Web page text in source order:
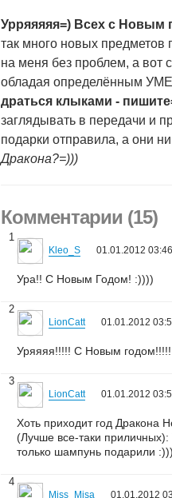
Урряяяяя=) Всех с Новым
так много новых предметов
на меня без проблем, а вот с
обладая определённым
драться клыками -
заглядывать в передачи и
подарки отправила, а они
Дракона?=)))
Комментарии (15)
1
Kleo_S 01.01.2012 03:46
Ура!! С Новым Годом! :))))
2
LionCatt 01.01.2012
Уряяяя!!!!! С Новым годом!!!!!
3
LionCatt 01.01.2012
Хоть приходит год Дракона
(Лучше все-таки
только шампунь подарили :)))
4
Miss_Misa 01.01.2012